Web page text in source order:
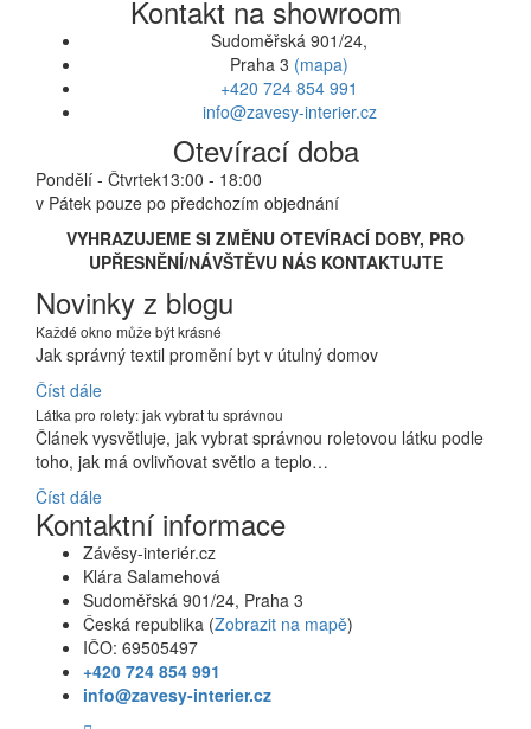
Kontakt na showroom
Sudoměřská 901/24,
Praha 3 (mapa)
+420 724 854 991
info@zavesy-interier.cz
Otevírací doba
Pondělí - Čtvrtek13:00 - 18:00
v Pátek pouze po předchozím objednání
VYHRAZUJEME SI ZMĚNU OTEVÍRACÍ DOBY, PRO
UPŘESNĚNÍ/NÁVŠTĚVU NÁS KONTAKTUJTE
Novinky z blogu
Každé okno může být krásné
Jak správný textil promění byt v útulný domov
Číst dále
Látka pro rolety: jak vybrat tu správnou
Článek vysvětluje, jak vybrat správnou roletovou látku podle
toho, jak má ovlivňovat světlo a teplo…
Číst dále
Kontaktní informace
Závěsy-interiér.cz
Klára Salamehová
Sudoměřská 901/24, Praha 3
Česká republika (Zobrazit na mapě)
IČO: 69505497
+420 724 854 991
info@zavesy-interier.cz